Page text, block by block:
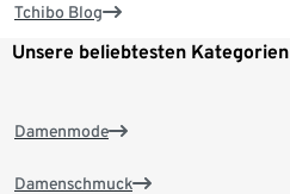
Tchibo Blog
Unsere beliebtesten Kategorien
Damenmode
Damenschmuck